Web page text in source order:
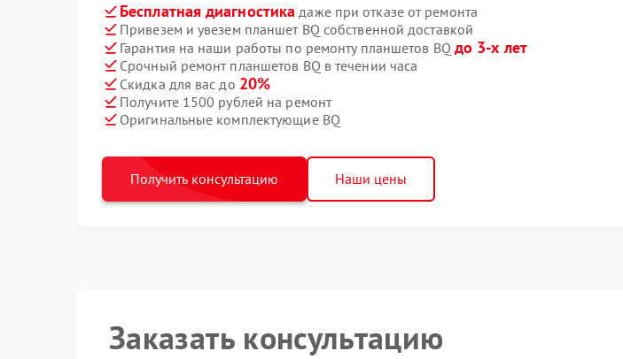
Бесплатная диагностика даже при отказе от ремонта
Привезем и увезем планшет BQ собственной доставкой
Гарантия на наши работы по ремонту планшетов BQ до 3-х лет
Срочный ремонт планшетов BQ в течении часа
Скидка для вас до 20%
Получите 1500 рублей на ремонт
Оригинальные комплектующие BQ
Получить консультацию Наши цены
Заказать консультацию